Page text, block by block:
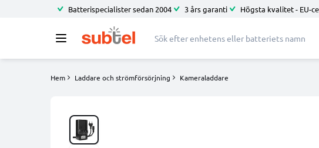
Batterispecialister sedan 2004 3 års garanti Högsta kvalitet - EU-
Hem Laddare och strömförsörjning Kameraladdare